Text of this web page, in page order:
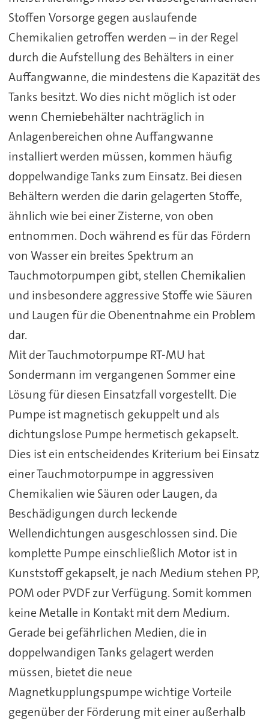
Stoffen Vorsorge gegen auslaufende
Chemikalien getroffen werden – in der Regel
durch die Aufstellung des Behälters in einer
Auffangwanne, die mindestens die Kapazität des
Tanks besitzt. Wo dies nicht möglich ist oder
wenn Chemiebehälter nachträglich in
Anlagenbereichen ohne Auffangwanne
installiert werden müssen, kommen häufig
doppelwandige Tanks zum Einsatz. Bei diesen
Behältern werden die darin gelagerten Stoffe,
ähnlich wie bei einer Zisterne, von oben
entnommen. Doch während es für das Fördern
von Wasser ein breites Spektrum an
Tauchmotorpumpen gibt, stellen Chemikalien
und insbesondere aggressive Stoffe wie Säuren
und Laugen für die Obenentnahme ein Problem
dar.
Mit der Tauchmotorpumpe RT-MU hat
Sondermann im vergangenen Sommer eine
Lösung für diesen Einsatzfall vorgestellt. Die
Pumpe ist magnetisch gekuppelt und als
dichtungslose Pumpe hermetisch gekapselt.
Dies ist ein entscheidendes Kriterium bei Einsatz
einer Tauchmotorpumpe in aggressiven
Chemikalien wie Säuren oder Laugen, da
Beschädigungen durch leckende
Wellendichtungen ausgeschlossen sind. Die
komplette Pumpe einschließlich Motor ist in
Kunststoff gekapselt, je nach Medium stehen PP,
POM oder PVDF zur Verfügung. Somit kommen
keine Metalle in Kontakt mit dem Medium.
Gerade bei gefährlichen Medien, die in
doppelwandigen Tanks gelagert werden
müssen, bietet die neue
Magnetkupplungspumpe wichtige Vorteile
gegenüber der Förderung mit einer außerhalb